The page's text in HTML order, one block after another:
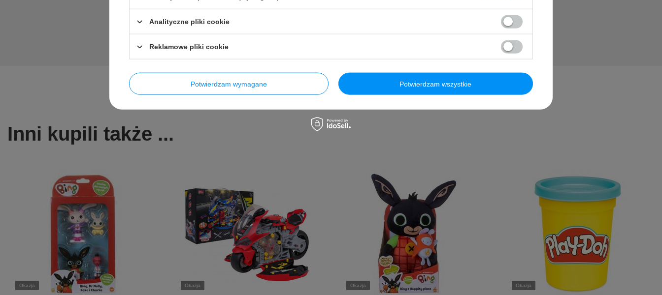
Inni kupili także ...
Okazja Okazja Okazja Okazja
Analityczne pliki cookie
Reklamowe pliki cookie
Potwierdzam wymagane Potwierdzam wszystkie